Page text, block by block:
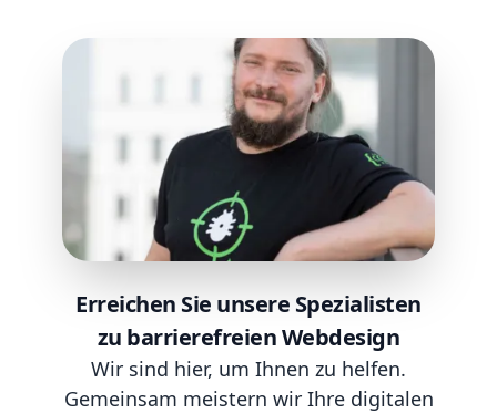
Erreichen Sie unsere Spezialisten
zu barrierefreien Webdesign
Wir sind hier, um Ihnen zu helfen.
Gemeinsam meistern wir Ihre digitalen